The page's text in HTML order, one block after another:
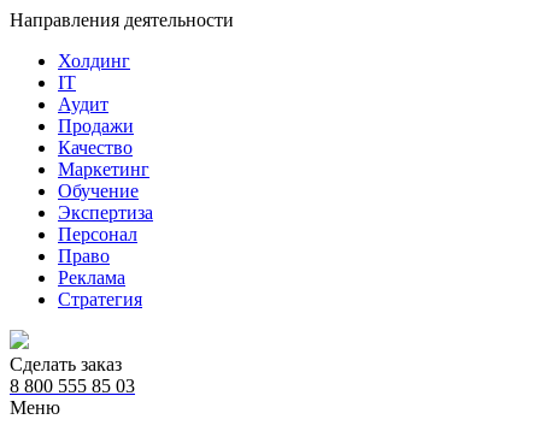
Направления деятельности
Холдинг
IT
Аудит
Продажи
Качество
Маркетинг
Обучение
Экспертиза
Персонал
Право
Реклама
Стратегия
Сделать заказ
8 800 555 85 03
Меню